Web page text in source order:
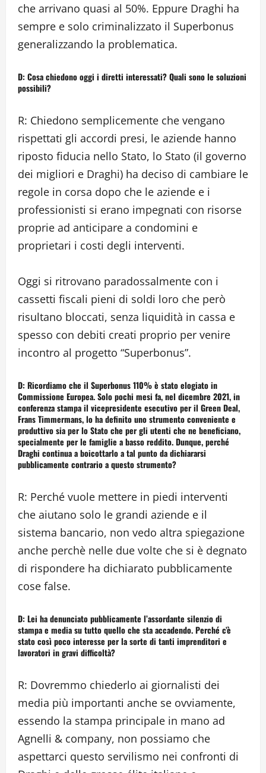
che arrivano quasi al 50%. Eppure Draghi ha
sempre e solo criminalizzato il Superbonus
generalizzando la problematica.
D: Cosa chiedono oggi i diretti interessati? Quali sono le soluzioni
possibili?
R: Chiedono semplicemente che vengano
rispettati gli accordi presi, le aziende hanno
riposto fiducia nello Stato, lo Stato (il governo
dei migliori e Draghi) ha deciso di cambiare le
regole in corsa dopo che le aziende e i
professionisti si erano impegnati con risorse
proprie ad anticipare a condomini e
proprietari i costi degli interventi.
Oggi si ritrovano paradossalmente con i
cassetti fiscali pieni di soldi loro che però
risultano bloccati, senza liquidità in cassa e
spesso con debiti creati proprio per venire
incontro al progetto “Superbonus”.
D: Ricordiamo che il Superbonus 110% è stato elogiato in
Commissione Europea. Solo pochi mesi fa, nel dicembre 2021, in
conferenza stampa il vicepresidente esecutivo per il Green Deal,
Frans Timmermans, lo ha definito uno strumento conveniente e
produttivo sia per lo Stato che per gli utenti che ne beneficiano,
specialmente per le famiglie a basso reddito. Dunque, perché
Draghi continua a boicottarlo a tal punto da dichiararsi
pubblicamente contrario a questo strumento?
R: Perché vuole mettere in piedi interventi
che aiutano solo le grandi aziende e il
sistema bancario, non vedo altra spiegazione
anche perchè nelle due volte che si è degnato
di rispondere ha dichiarato pubblicamente
cose false.
D: Lei ha denunciato pubblicamente l’assordante silenzio di
stampa e media su tutto quello che sta accadendo. Perché c’è
stato così poco interesse per la sorte di tanti imprenditori e
lavoratori in gravi difficoltà?
R: Dovremmo chiederlo ai giornalisti dei
media più importanti anche se ovviamente,
essendo la stampa principale in mano ad
Agnelli & company, non possiamo che
aspettarci questo servilismo nei confronti di